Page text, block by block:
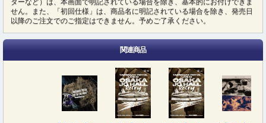
ターなど）は、本画面で明記されている場合を除き、基本的にお付けできま
せん。また、「初回仕様」は、商品名に明記されている場合を除き、発売日
以降のご注文でのご指定はできません。予めご了承ください。
関連商品